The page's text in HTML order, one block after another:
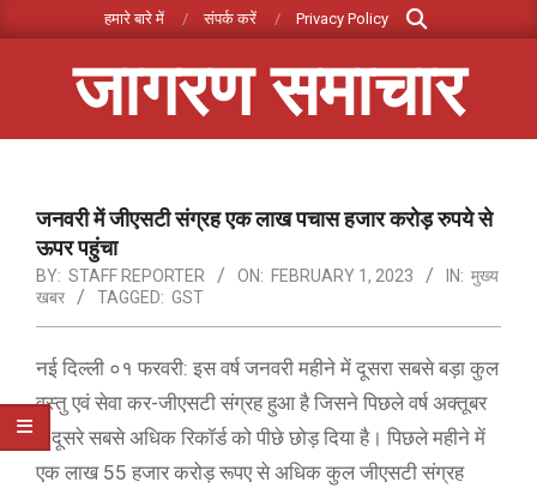
to
हमारे बारे में संपर्क करें Privacy Policy
Search
जागरण समाचार
Menuजनवरी में जीएसटी संग्रह एक लाख पचास हजार करोड़ रुपये से
ऊपर पहुंचा
BY: STAFF REPORTER ON: FEBRUARY 1, 2023 IN: मुख्य
खबर
TAGGED: GST
नई दिल्ली ०१ फरवरी: इस वर्ष जनवरी महीने में दूसरा सबसे बड़ा कुल
वस्‍तु एवं सेवा कर-जीएसटी संग्रह हुआ है जिसने पिछले वर्ष अक्‍तूबर
में दूसरे सबसे अधिक रिकॉर्ड को पीछे छोड़ दिया है। पिछले महीने में
एक लाख 55 हजार करोड़ रूपए से अधिक कुल जीएसटी संग्रह